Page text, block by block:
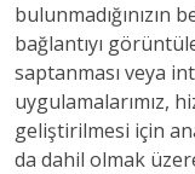
bağlantıyı
saptanması veya
uygulamalarımız,
geliştirilmesi için
da dahil olmak